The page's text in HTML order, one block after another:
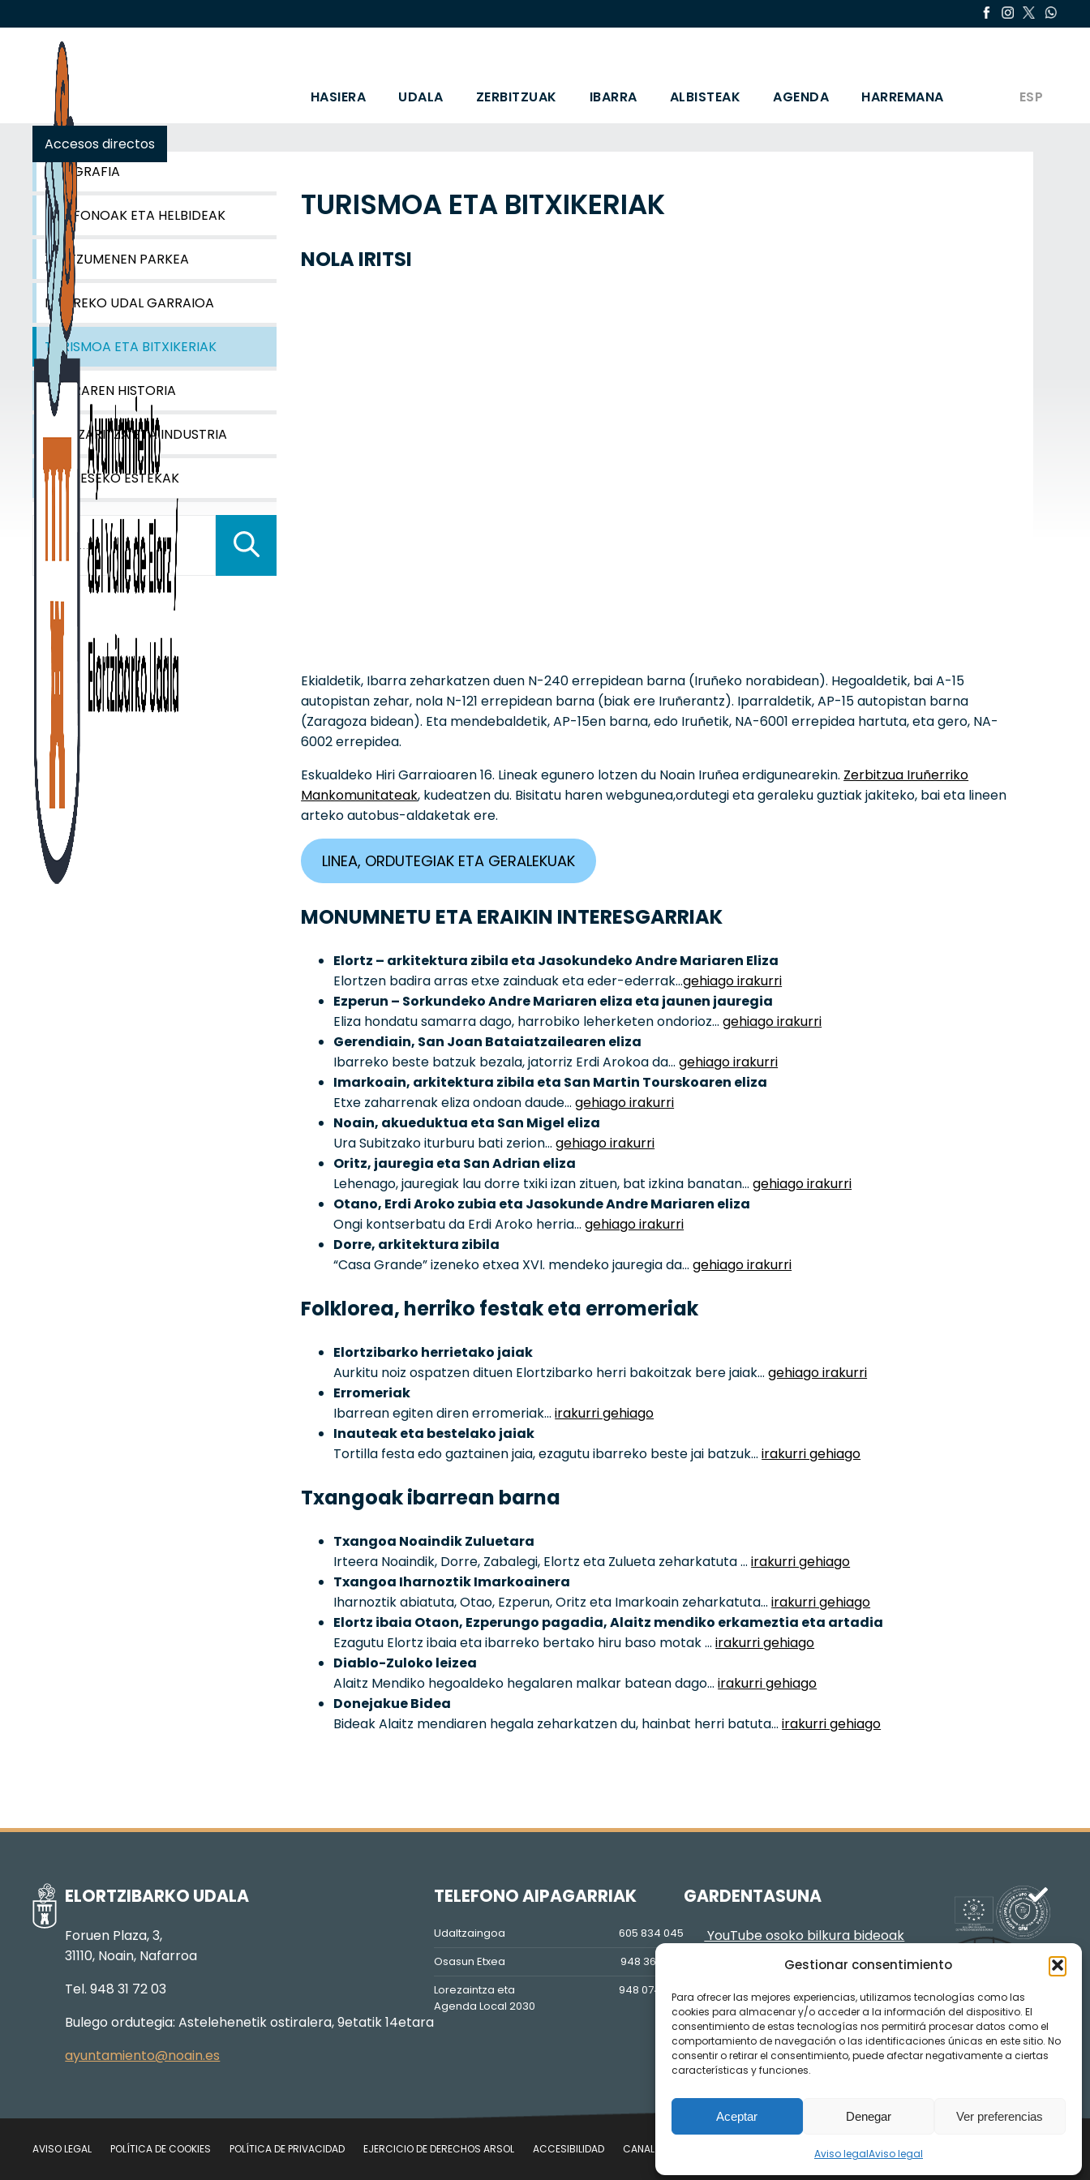
Gestionar consentimiento
Para ofrecer las mejores experiencias, utilizamos tecnologías como las
cookies para almacenar y/o acceder a la información del dispositivo. El
consentimiento de estas tecnologías nos permitirá procesar datos como el
comportamiento de navegación o las identificaciones únicas en este sitio. No
consentir o retirar el consentimiento, puede afectar negativamente a ciertas
características y funciones.
Aceptar Denegar Ver preferencias
Aviso legalAviso legal
HASIERA UDALA ZERBITZUAK IBARRA ALBISTEAK AGENDA HARREMANA ESP
Accesos directos
GEOGRAFIA
TELEFONOAK ETA HELBIDEAK
ZENTZUMENEN PARKEA
IBARREKO UDAL GARRAIOA
TURISMOA ETA BITXIKERIAK
IBARRAREN HISTORIA
NEKAZARITZA ETA INDUSTRIA
INTERESEKO ESTEKAK
TURISMOA ETA BITXIKERIAK
NOLA IRITSI
Ekialdetik, Ibarra zeharkatzen duen N-240 errepidean barna (Iruñeko norabidean). Hegoaldetik, bai A-15
autopistan zehar, nola N-121 errepidean barna (biak ere Iruñerantz). Iparraldetik, AP-15 autopistan barna
(Zaragoza bidean). Eta mendebaldetik, AP-15en barna, edo Iruñetik, NA-6001 errepidea hartuta, eta gero, NA-
6002 errepidea.
Eskualdeko Hiri Garraioaren 16. Lineak egunero lotzen du Noain Iruñea erdigunearekin. Zerbitzua Iruñerriko
Mankomunitateak, kudeatzen du. Bisitatu haren webgunea,ordutegi eta geraleku guztiak jakiteko, bai eta lineen
arteko autobus-aldaketak ere.
LINEA, ORDUTEGIAK ETA GERALEKUAK
MONUMNETU ETA ERAIKIN INTERESGARRIAK
Elortz – arkitektura zibila eta Jasokundeko Andre Mariaren Eliza
Elortzen badira arras etxe zainduak eta eder-ederrak…gehiago irakurri
Ezperun – Sorkundeko Andre Mariaren eliza eta jaunen jauregia
Eliza hondatu samarra dago, harrobiko leherketen ondorioz…gehiago irakurri
Gerendiain, San Joan Bataiatzailearen eliza
Ibarreko beste batzuk bezala, jatorriz Erdi Arokoa da…gehiago irakurri
Imarkoain, arkitektura zibila eta San Martin Tourskoaren eliza
Etxe zaharrenak eliza ondoan daude…gehiago irakurri
Noain, akueduktua eta San Migel eliza
Ura Subitzako iturburu bati zerion…gehiago irakurri
Oritz, jauregia eta San Adrian eliza
Lehenago, jauregiak lau dorre txiki izan zituen, bat izkina banatan…gehiago irakurri
Otano, Erdi Aroko zubia eta Jasokunde Andre Mariaren eliza
Ongi kontserbatu da Erdi Aroko herria…gehiago irakurri
Dorre, arkitektura zibila
“Casa Grande” izeneko etxea XVI. mendeko jauregia da…gehiago irakurri
Folklorea, herriko festak eta erromeriak
Elortzibarko herrietako jaiak
Aurkitu noiz ospatzen dituen Elortzibarko herri bakoitzak bere jaiak…gehiago irakurri
Erromeriak
Ibarrean egiten diren erromeriak…irakurri gehiago
Inauteak eta bestelako jaiak
Tortilla festa edo gaztainen jaia, ezagutu ibarreko beste jai batzuk…irakurri gehiago
Txangoak ibarrean barna
Txangoa Noaindik Zuluetara
Irteera Noaindik, Dorre, Zabalegi, Elortz eta Zulueta zeharkatuta …irakurri gehiago
Txangoa Iharnoztik Imarkoainera
Iharnoztik abiatuta, Otao, Ezperun, Oritz eta Imarkoain zeharkatuta…irakurri gehiago
Elortz ibaia Otaon, Ezperungo pagadia, Alaitz mendiko erkameztia eta artadia
Ezagutu Elortz ibaia eta ibarreko bertako hiru baso motak …irakurri gehiago
Diablo-Zuloko leizea
Alaitz Mendiko hegoaldeko hegalaren malkar batean dago…irakurri gehiago
Donejakue Bidea
Bideak Alaitz mendiaren hegala zeharkatzen du, hainbat herri batuta…irakurri gehiago
ELORTZIBARKO UDALA
Foruen Plaza, 3,
31110, Noain, Nafarroa
Tel. 948 31 72 03
Bulego ordutegia: Astelehenetik ostiralera, 9etatik 14etara
ayuntamiento@noain.es
TELEFONO AIPAGARRIAK
Udaltzaingoa
605 834 045
Osasun Etxea
948 36 81 56
Lorezaintza eta
Agenda Local 2030
948 074 848
GARDENTASUNA
YouTube osoko bilkura bideoak
AVISO LEGAL POLÍTICA DE COOKIES POLÍTICA DE PRIVACIDAD EJERCICIO DE DERECHOS ARSOL ACCESIBILIDAD CANAL DE DENUNCIAS